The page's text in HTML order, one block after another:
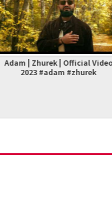
Adam | Zhurek | Official Video
2023 #adam #zhurek